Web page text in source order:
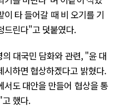
타 들어갈 때 비 오기를 기
드린다"고 덧붙였다.
대국민 담화와 관련, "윤 대
시하면 협상하겠다고 밝혔다.
서도 대안을 만들어 협상을 통
했다.